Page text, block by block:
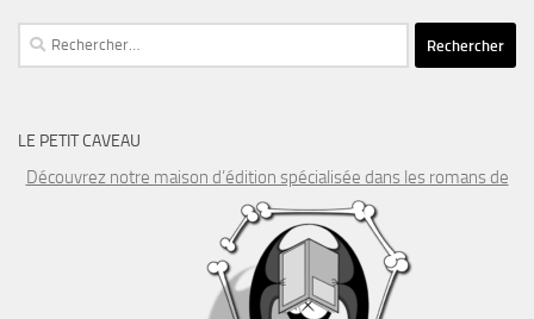
Rechercher :
LE PETIT CAVEAU
Découvrez notre maison d’édition spécialisée dans les romans de